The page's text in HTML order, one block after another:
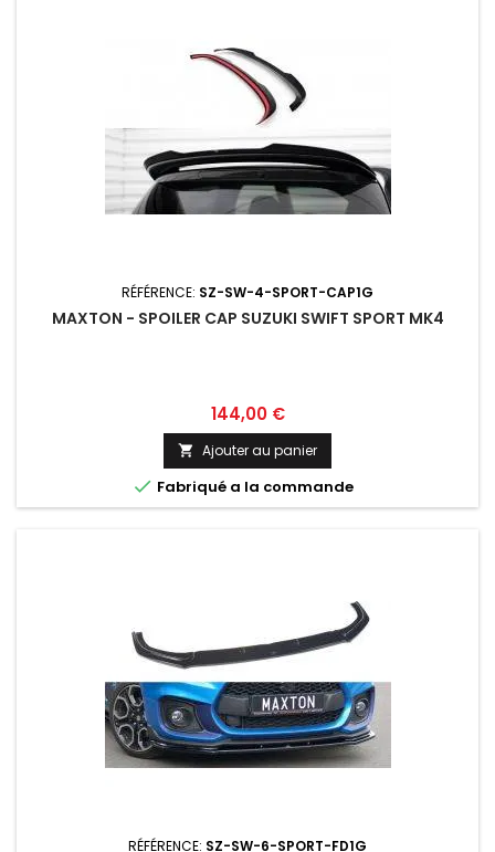
RÉFÉRENCE: SZ-SW-4-SPORT-CAP1G
MAXTON - SPOILER CAP SUZUKI SWIFT SPORT MK4
Prix
144,00 €
 Ajouter au panier
 Fabriqué a la commande
RÉFÉRENCE: SZ-SW-6-SPORT-FD1G